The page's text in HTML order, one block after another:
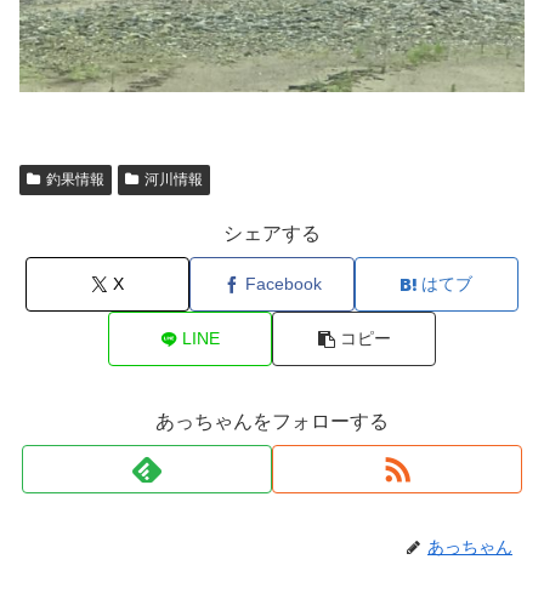
釣果情報 河川情報
シェアする
X Facebook はてブ
LINE コピー
あっちゃんをフォローする
あっちゃん